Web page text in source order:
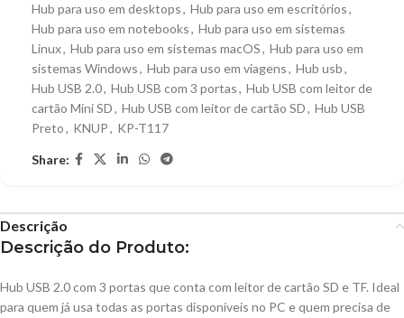
Hub para uso em desktops, Hub para uso em escritórios,
Hub para uso em notebooks, Hub para uso em sistemas
Linux, Hub para uso em sistemas macOS, Hub para uso em
sistemas Windows, Hub para uso em viagens, Hub usb,
Hub USB 2.0, Hub USB com 3 portas, Hub USB com leitor de
cartão Mini SD, Hub USB com leitor de cartão SD, Hub USB
Preto, KNUP, KP-T117
Share:
Descrição
Descrição do Produto:
Hub USB 2.0 com 3 portas que conta com leitor de cartão SD e TF. Ideal
para quem já usa todas as portas disponíveis no PC e quem precisa de